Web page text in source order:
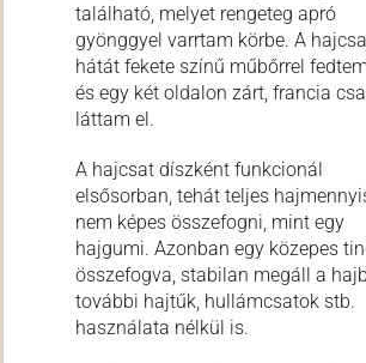
található, melyet rengeteg apró
gyönggyel varrtam körbe. A
hátát fekete színű műbőrrel
és egy két oldalon zárt, francia
láttam el.
A hajcsat díszként funkcionál
elsősorban, tehát teljes
nem képes összefogni, mint egy
hajgumi. Azonban egy közepes
összefogva, stabilan megáll a
további hajtűk, hullámcsatok stb.
használata nélkül is.